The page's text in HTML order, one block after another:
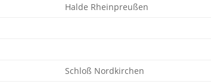
Halde Rheinpreußen
Schloß Nordkirchen